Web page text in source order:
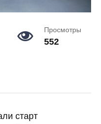
Просмотры
552
старт